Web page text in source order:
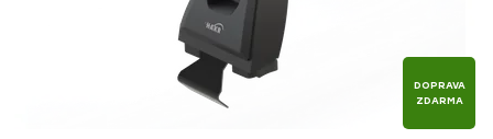
DOPRAVA
ZDARMA